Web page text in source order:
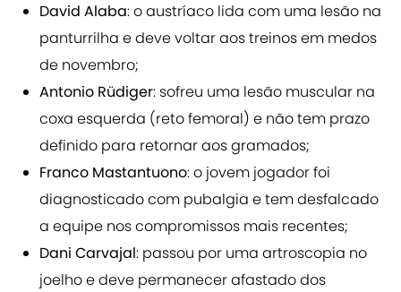
David Alaba: o austríaco lida com uma lesão na
panturrilha e deve voltar aos treinos em medos
de novembro;
Antonio Rüdiger: sofreu uma lesão muscular na
coxa esquerda (reto femoral) e não tem prazo
definido para retornar aos gramados;
Franco Mastantuono: o jovem jogador foi
diagnosticado com pubalgia e tem desfalcado
a equipe nos compromissos mais recentes;
Dani Carvajal: passou por uma artroscopia no
joelho e deve permanecer afastado dos